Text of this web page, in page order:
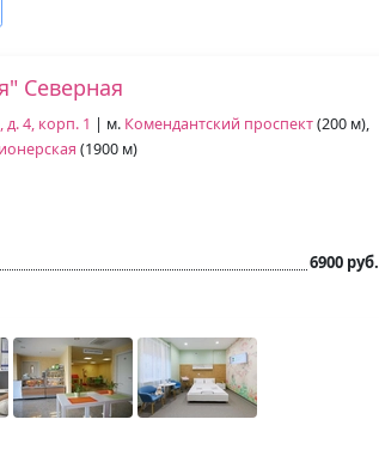
Северная
4, корп. 1 | м. Комендантский проспект(200 м),
(1900 м)
6900 руб.